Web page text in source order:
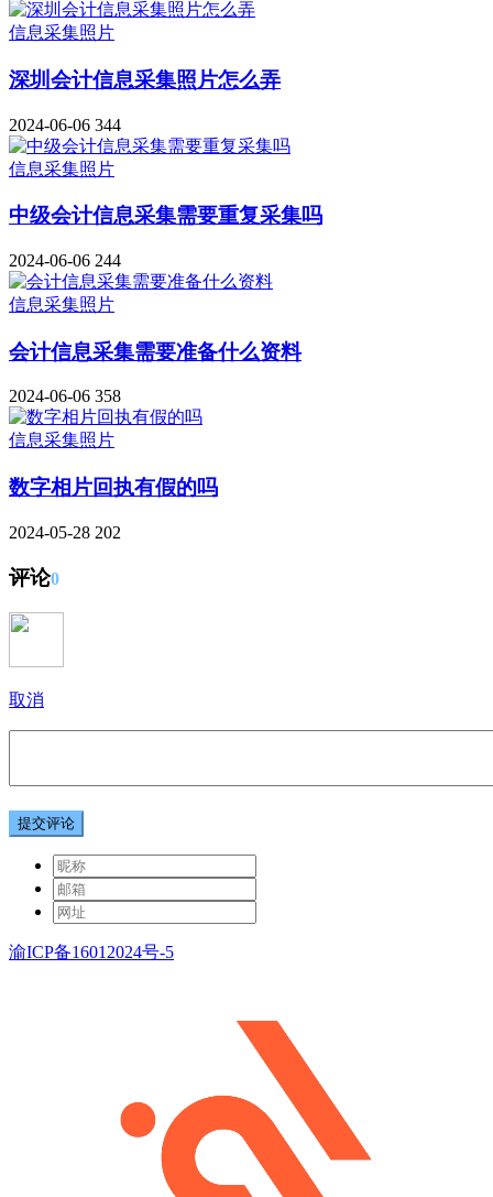
信息采集照片
深圳会计信息采集照片怎么弄
2024-06-06 344
信息采集照片
中级会计信息采集需要重复采集吗
2024-06-06 244
信息采集照片
会计信息采集需要准备什么资料
2024-06-06 358
信息采集照片
数字相片回执有假的吗
2024-05-28 202
评论0
取消
提交评论
渝ICP备16012024号-5